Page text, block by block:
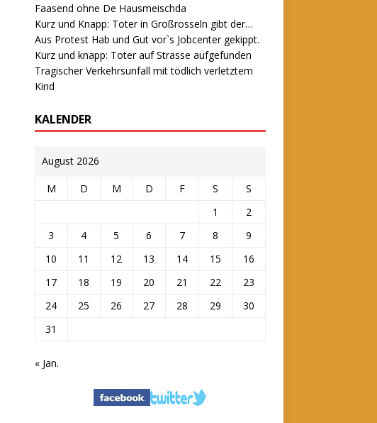
Faasend ohne De Hausmeischda
Kurz und Knapp: Toter in Großrosseln gibt der…
Aus Protest Hab und Gut vor`s Jobcenter gekippt.
Kurz und knapp: Toter auf Strasse aufgefunden
Tragischer Verkehrsunfall mit tödlich verletztem
Kind
KALENDER
August 2026
M D M D F S
S
1
2
3
4 5 6 7 8
9
10
11 12 13 14 15
16
17
18 19 20 21 22
23
24
25 26 27 28 29
30
31
« Jan.